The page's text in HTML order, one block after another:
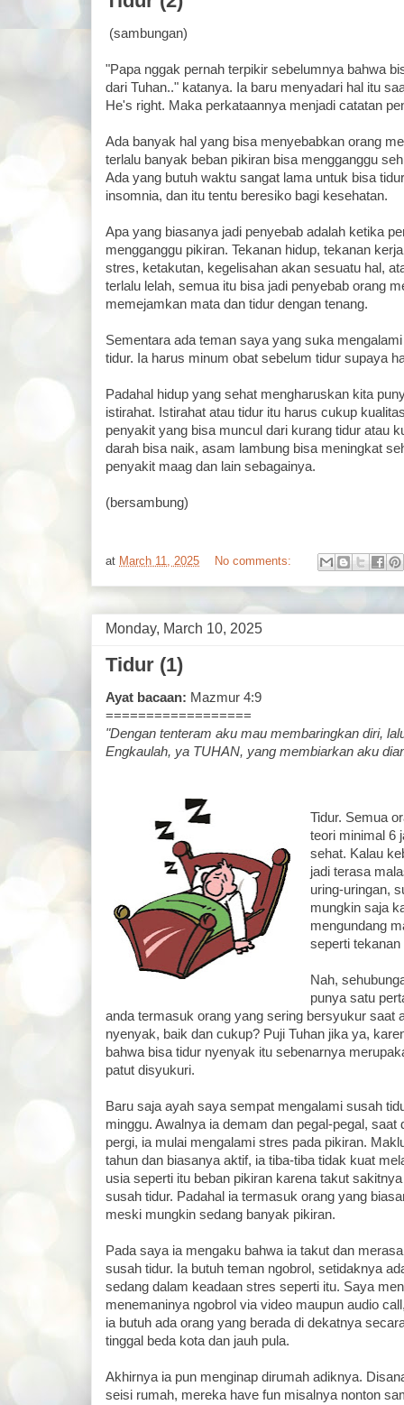
(sambungan)
"Papa nggak pernah terpikir sebelumnya bahwa
dari Tuhan.." katanya. Ia baru menyadari hal itu
He's right. Maka perkataannya menjadi catatan
Ada banyak hal yang bisa menyebabkan orang
terlalu banyak beban pikiran bisa mengganggu
Ada yang butuh waktu sangat lama untuk bisa
insomnia, dan itu tentu beresiko bagi kesehatan.
Apa yang biasanya jadi penyebab adalah ketika
mengganggu pikiran. Tekanan hidup, tekanan
stres, ketakutan, kegelisahan akan sesuatu hal,
terlalu lelah, semua itu bisa jadi penyebab orang
memejamkan mata dan tidur dengan tenang.
Sementara ada teman saya yang suka
tidur. Ia harus minum obat sebelum tidur supaya
Padahal hidup yang sehat mengharuskan kita
istirahat. Istirahat atau tidur itu harus cukup
penyakit yang bisa muncul dari kurang tidur atau
darah bisa naik, asam lambung bisa meningkat
penyakit maag dan lain sebagainya.
(bersambung)
at March 11, 2025 No comments:
Monday, March 10, 2025
Tidur (1)
Ayat bacaan: Mazmur 4:9
==================
"Dengan tenteram aku mau membaringkan diri,
Engkaulah, ya TUHAN, yang membiarkan aku
Tidur. Semua
teori minimal 6
sehat. Kalau
jadi terasa
uring-uringan,
mungkin saja
mengundang
seperti
Nah,
punya satu
anda termasuk orang yang sering bersyukur saat
nyenyak, baik dan cukup? Puji Tuhan jika ya,
bahwa bisa tidur nyenyak itu sebenarnya
patut disyukuri.
Baru saja ayah saya sempat mengalami susah
minggu. Awalnya ia demam dan pegal-pegal,
pergi, ia mulai mengalami stres pada pikiran.
tahun dan biasanya aktif, ia tiba-tiba tidak kuat
usia seperti itu beban pikiran karena takut
susah tidur. Padahal ia termasuk orang yang
meski mungkin sedang banyak pikiran.
Pada saya ia mengaku bahwa ia takut dan
susah tidur. Ia butuh teman ngobrol, setidaknya
sedang dalam keadaan stres seperti itu. Saya
menemaninya ngobrol via video maupun audio
ia butuh ada orang yang berada di dekatnya
tinggal beda kota dan jauh pula.
Akhirnya ia pun menginap dirumah adiknya.
seisi rumah, mereka have fun misalnya nonton